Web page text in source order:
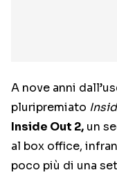
A nove anni
pluripremiato
Inside Out 2, un
al box office,
poco più di una